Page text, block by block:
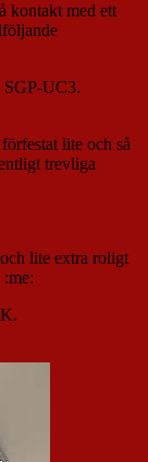
kontakt med ett
SGP-UC3.
lite och så
trevliga
lite extra roligt